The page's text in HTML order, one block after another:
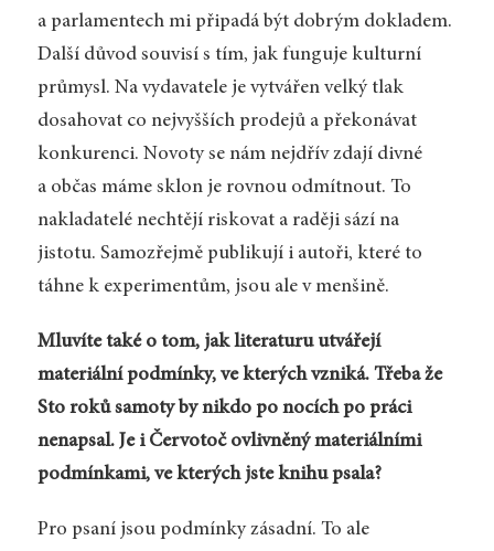
a parlamentech mi připadá být dobrým dokladem.
Další důvod souvisí s tím, jak funguje kulturní
průmysl. Na vydavatele je vytvářen velký tlak
dosahovat co nejvyšších prodejů a překonávat
konkurenci. Novoty se nám nejdřív zdají divné
a občas máme sklon je rovnou odmítnout. To
nakladatelé nechtějí riskovat a raději sází na
jistotu. Samozřejmě publikují i autoři, které to
táhne k experimentům, jsou ale v menšině.
Mluvíte také o tom, jak literaturu utvářejí
materiální podmínky, ve kterých vzniká. Třeba že
Sto roků samoty by nikdo po nocích po práci
nenapsal. Je i Červotoč ovlivněný materiálními
podmínkami, ve kterých jste knihu psala?
Pro psaní jsou podmínky zásadní. To ale